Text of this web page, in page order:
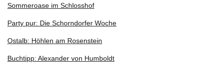
Sommeroase im Schlosshof
Party pur: Die Schorndorfer Woche
Ostalb: Höhlen am Rosenstein
Buchtipp: Alexander von Humboldt